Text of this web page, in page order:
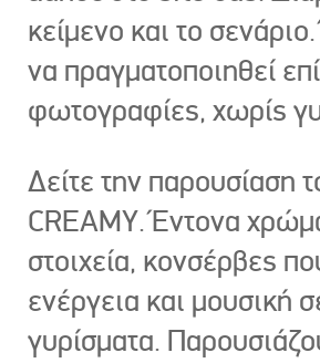
κείμενο και το
να πραγματοποιηθεί
φωτογραφίες, χωρίς
Δείτε την παρουσίαση
CREAMY. Έντονα
στοιχεία, κονσέρβες
ενέργεια και μουσική
γυρίσματα.